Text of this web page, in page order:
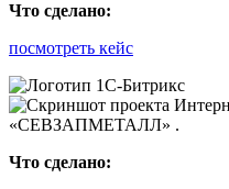
Что сделано:
посмотреть кейс
Что сделано: